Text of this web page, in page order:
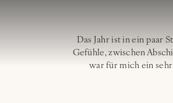
Das Jahr ist in ein paar
Gefühle, zwischen
war für mich ein